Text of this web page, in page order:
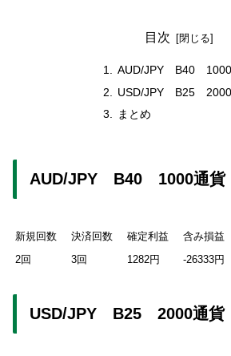
目次
AUD/JPY B40
USD/JPY B25
まとめ
AUD/JPY B40 1000通貨
新規回数 決済回数 確定利益 含み損益
2回
3回 1282円 -26333円
USD/JPY B25 2000通貨